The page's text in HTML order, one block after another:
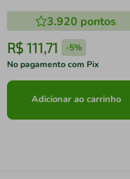
3.920 pontos
R$ 111,71 -5%
No pagamento com Pix
Adicionar ao carrinho